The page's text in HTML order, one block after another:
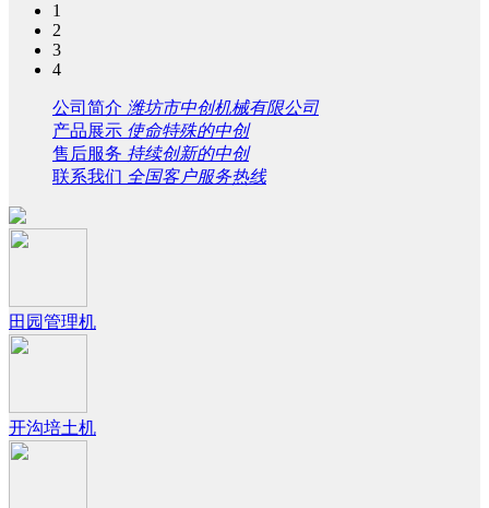
1
2
3
4
公司简介 潍坊市中创机械有限公司
产品展示 使命特殊的中创
售后服务 持续创新的中创
联系我们 全国客户服务热线
田园管理机
开沟培土机